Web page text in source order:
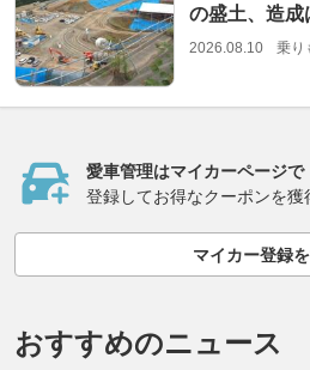
の盛土、造成
2026.08.10 乗り
愛車管理はマイカーページで
登録してお得なクーポンを獲
マイカー登録
おすすめのニュース